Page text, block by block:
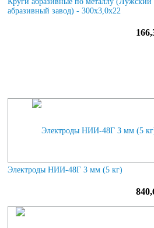
абразивный завод) - 300х3,0х22
Электроды НИИ-48Г 3 мм (5 кг)